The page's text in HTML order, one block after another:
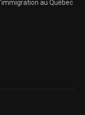
au Québec